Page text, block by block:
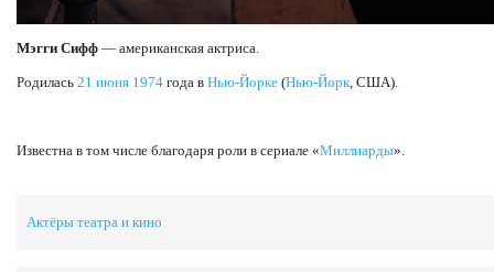
Мэгги Сифф — американская актриса.
Родилась 21 июня 1974 года в Нью-Йорке (Нью-Йорк, США).
Известна в том числе благодаря роли в сериале «Миллиарды».
Актёры театра и кино